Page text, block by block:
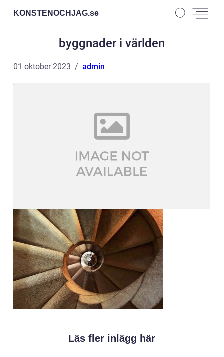
KONSTENOCHJAG.se
byggnader i världen
01 oktober 2023 admin
Läs fler inlägg här